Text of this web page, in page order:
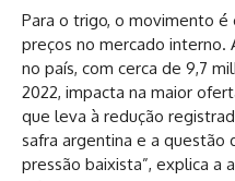
Para o trigo, o movimento é
preços no mercado interno.
no país, com cerca de 9,7
2022, impacta na maior
que leva à redução
safra argentina e a questão
pressão baixista”, explica a